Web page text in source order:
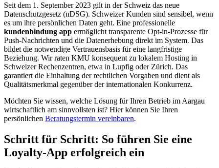
Seit dem 1. September 2023 gilt in der Schweiz das neue
Datenschutzgesetz (nDSG). Schweizer Kunden sind sensibel, wenn
es um ihre persönlichen Daten geht. Eine professionelle
kundenbindung app ermöglicht transparente Opt-in-Prozesse für
Push-Nachrichten und die Datenerhebung direkt im System. Das
bildet die notwendige Vertrauensbasis für eine langfristige
Beziehung. Wir raten KMU konsequent zu lokalem Hosting in
Schweizer Rechenzentren, etwa in Lupfig oder Zürich. Das
garantiert die Einhaltung der rechtlichen Vorgaben und dient als
Qualitätsmerkmal gegenüber der internationalen Konkurrenz.
Möchten Sie wissen, welche Lösung für Ihren Betrieb im Aargau
wirtschaftlich am sinnvollsten ist? Hier können Sie Ihren
persönlichen Beratungstermin vereinbaren.
Schritt für Schritt: So führen Sie eine
Loyalty-App erfolgreich ein